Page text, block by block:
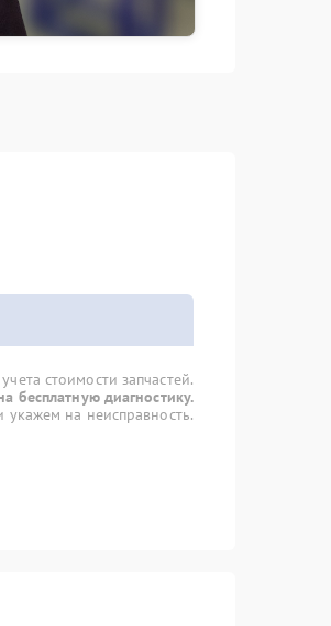
стоимости запчастей.
бесплатную диагностику.
на неисправность.